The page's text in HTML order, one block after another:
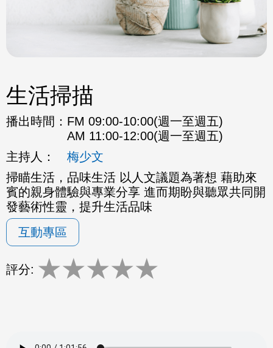
生活掃描
播出時間： FM 09:00-10:00(週一至週五)
AM 11:00-12:00(週一至週五)
主持人：
梅少文
掃瞄生活，品味生活 以人文議題為著想 藉助來
賓的親身體驗與專業分享 進而期盼與聽眾共同開
發藝術性靈，提升生活品味
互動專區
評分: ★★★★★